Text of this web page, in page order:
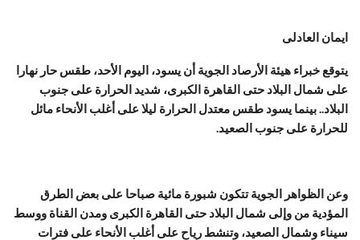
ايمان العادلى
يتوقع خبراء هيئة الأرصاد الجوية أن يسود، اليوم الأحد، طقس حار نهارا
على شمال البلاد حتى القاهرة الكبرى، شديد الحرارة على جنوب
البلاد.. بينما يسود طقس معتدل الحرارة ليلا على أغلب الأنحاء مائل
للحرارة على جنوب الصعيد.
وعن الظواهر الجوية تتكون شبورة مائية صباحا على بعض الطرق
المؤدية من وإلى شمال البلاد حتى القاهرة الكبرى ومدن القناة ووسط
سيناء وشمال الصعيد، وتنشط رياح على أغلب الأنحاء على فترات